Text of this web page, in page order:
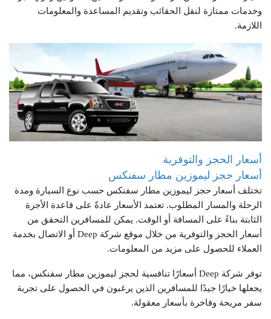
وخدمات ممتازة لنقل الحقائب وتقديم المساعدة والمعلومات
اللازمة.
أسعار الحجز والتوفرية
أسعار حجز ليموزين مطار سفنكس
تختلف أسعار حجز ليموزين مطار سفنكس حسب نوع السيارة ومدة
الرحلة والمسار المطلوب. تعتمد الأسعار عادةً على قاعدة الأجرة
الثابتة بناءً على المسافة أو الوقت. يمكن للمسافرين التحقق من
أسعار الحجز والتوفرية من خلال موقع شركة Deep أو الاتصال بخدمة
العملاء للحصول على مزيد من المعلومات.
توفر شركة Deep أسعارًا تنافسية لحجز ليموزين مطار سفنكس، مما
يجعلها خيارًا جيدًا للمسافرين الذين يرغبون في الحصول على تجربة
سفر مريحة وفاخرة بأسعار معقولة.